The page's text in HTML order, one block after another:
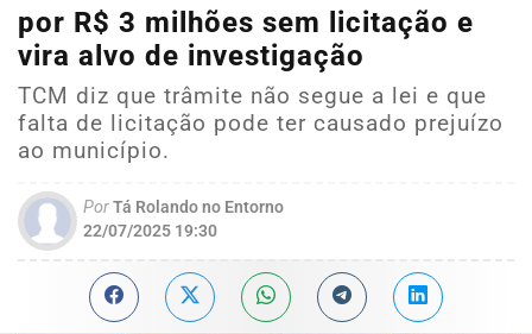
por R$ 3 milhões sem licitação e
vira alvo de investigação
TCM diz que trâmite não segue a lei e que
falta de licitação pode ter causado prejuízo
ao município.
PorTá Rolando no Entorno
22/07/2025 19:30